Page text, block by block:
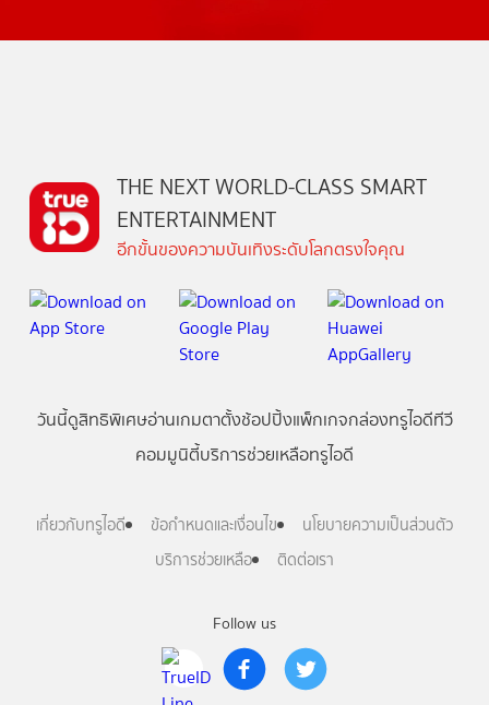
Follow us
THE NEXT WORLD-CLASS SMART
ENTERTAINMENT
อีกขั้นของความบันเทิงระดับโลกตรงใจคุณ
วันนี้ดูสิทธิพิเศษอ่านเกมตาตั้งช้อปปิ้งแพ็กเกจกล่องทรูไอดีทีวี
คอมมูนิตี้บริการช่วยเหลือทรูไอดี
เกี่ยวกับทรูไอดี ข้อกำหนดและเงื่อนไข
นโยบายความเป็นส่วนตัว
บริการช่วยเหลือ
ติดต่อเรา